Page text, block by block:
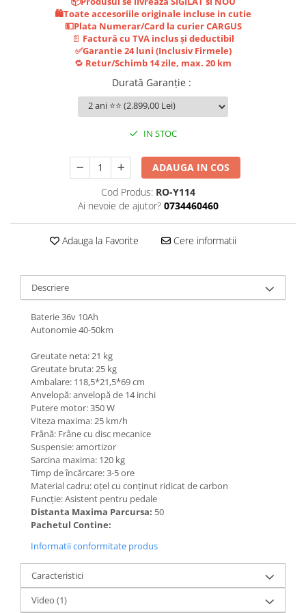
Valve & extensii
Acceleratoare & comenzi
Lumini / iluminare
Controlere & Conversoare DC/DC
Prize de încărcare
Localizatoare GPS
Furci / mânere principale &
Pliere, pasadores & tije
Crickuri / suporturi parcare
Suspensii & amortizoare
Rulmenți
Transmisii & lanțuri
Claxoane / sonerii (timbres)
Frâne
Discuri de frana
Plăcuțe de frână
Etrieri
Cabluri de frână
Consumabile & Unelte
Conectori
🛍️Toate accesoriile originale incluse in cutie
💵Plata Numerar/Card la curier CARGUS
📄 Factură cu TVA inclus și deductibil
✅Garantie 24 luni (Inclusiv Firmele)
🔁 Retur/Schimb 14 zile, max. 20 km
Durată Garanție :
IN STOC
ADAUGA IN COS
Cod Produs: RO-Y114
Ai nevoie de ajutor? 0734460460
Adauga la Favorite Cere informatii
Descriere
Baterie 36v 10Ah
Autonomie 40-50km
Greutate neta: 21 kg
Greutate bruta: 25 kg
Ambalare: 118,5*21,5*69 cm
Anvelopă: anvelopă de 14 inchi
Putere motor: 350 W
Viteza maxima: 25 km/h
Frână: Frâne cu disc mecanice
Suspensie: amortizor
Sarcina maxima: 120 kg
Timp de încărcare: 3-5 ore
Material cadru: oțel cu conținut ridicat de carbon
Funcție: Asistent pentru pedale
Distanta Maxima Parcursa: 50
Pachetul Contine:
Informatii conformitate produs
Caracteristici
Video (1)